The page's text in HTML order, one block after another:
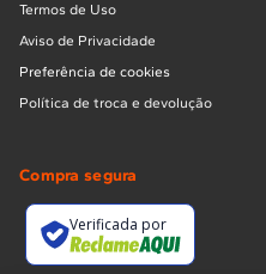
Termos de Uso
Aviso de Privacidade
Preferência de cookies
Política de troca e devolução
Compra segura
Verificada por